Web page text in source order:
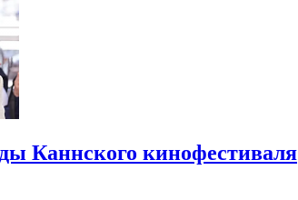
Каннского кинофестиваля